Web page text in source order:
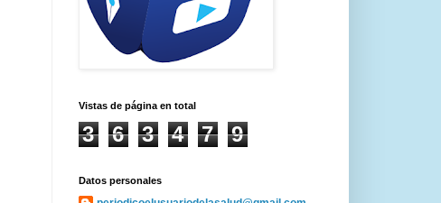
Vistas de página en total
3 6 3 4 7 9
Datos personales